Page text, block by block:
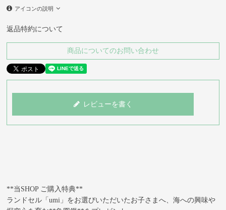
アイコンの説明
返品特約について
商品についてのお問い合わせ
レビューを書く
**当SHOP ご購入特典**
ランドセル「umi」をお選びいただいたお子さまへ、海への興味や